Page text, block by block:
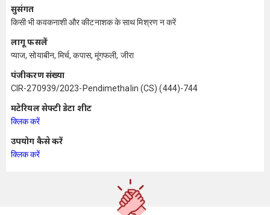
सुसंगत
किसी भी कवकनाशी और कीटनाशक के साथ मिश्रण न करें
लागू फसलें
प्याज, सोयाबीन, मिर्च, कपास, मूंगफली, जीरा
पंजीकरण संख्या
CIR-270939/2023-Pendimethalin (CS) (444)-744
मटेरियल सेफ्टी डेटा शीट
क्लिक करें
उपयोग कैसे करें
क्लिक करें